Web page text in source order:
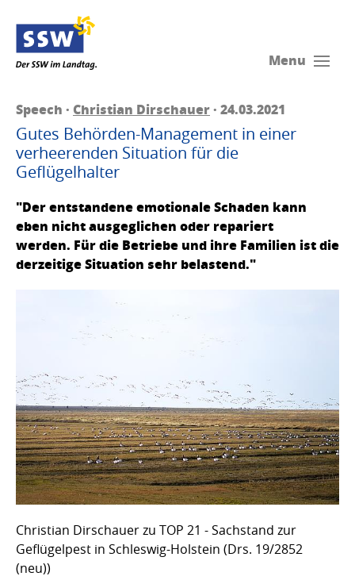
Menu
Speech · Christian Dirschauer· 24.03.2021
Gutes Behörden-Management in einer
verheerenden Situation für die
Geflügelhalter
"Der entstandene emotionale Schaden kann
eben nicht ausgeglichen oder repariert
werden. Für die Betriebe und ihre Familien ist die
derzeitige Situation sehr belastend."
Christian Dirschauer zu TOP 21 - Sachstand zur
Geflügelpest in Schleswig-Holstein (Drs. 19/2852
(neu))